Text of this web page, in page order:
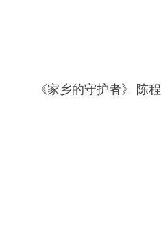
《家乡的守护者》 陈程